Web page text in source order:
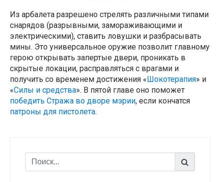
Из арбалета разрешено стрелять различными типами
снарядов (разрывными, замораживающими и
электрическими), ставить ловушки и разбрасывать
мины. Это универсальное оружие позволит главному
герою открывать запертые двери, проникать в
скрытые локации, расправляться с врагами и
получить со временем достижения «Шокотерапия» и
«Силы и средства». В пятой главе оно поможет
победить Стража во дворе мэрии, если кончатся
патроны для пистолета.